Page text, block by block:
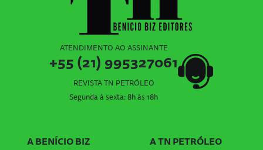
ATENDIMENTO AO ASSINANTE
+55 (21) 995327061
REVISTA TN PETRÓLEO
Segunda à sexta: 8h às 18h
A BENÍCIO BIZ
A TN PETRÓLEO